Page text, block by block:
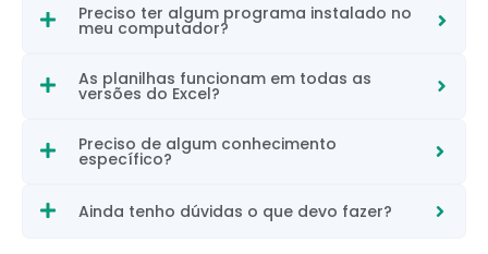
Preciso ter algum programa instalado no
meu computador?
As planilhas funcionam em todas as
versões do Excel?
Preciso de algum conhecimento
específico?
Ainda tenho dúvidas o que devo fazer?